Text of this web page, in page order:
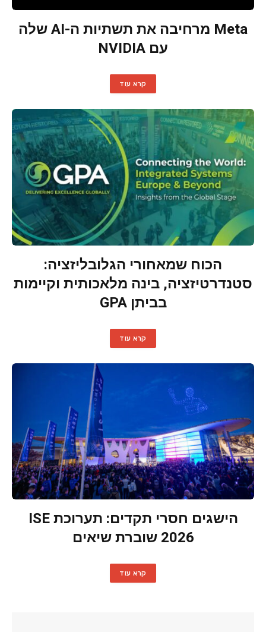
Meta מרחיבה את תשתיות ה-AI שלה
עם NVIDIA
קרא עוד
הכוח שמאחורי הגלובליזציה:
סטנדרטיזציה, בינה מלאכותית וקיימות
בביתן GPA
קרא עוד
הישגים חסרי תקדים: תערוכת ISE
2026 שוברת שיאים
קרא עוד